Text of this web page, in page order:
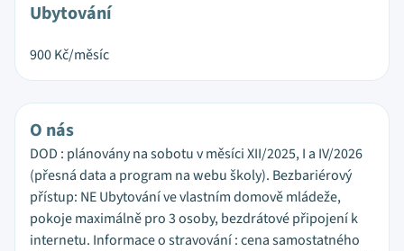
Ubytování
900Kč/měsíc
O nás
DOD : plánovány na sobotu v měsíci XII/2025, I a IV/2026
(přesná data a program na webu školy). Bezbariérový
přístup: NE Ubytování ve vlastním domově mládeže,
pokoje maximálně pro 3 osoby, bezdrátové připojení k
internetu. Informace o stravování : cena samostatného